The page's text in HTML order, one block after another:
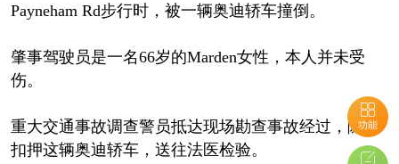
功能
Payneham Rd步行时，被一辆奥迪轿车撞倒。
肇事驾驶员是一名66岁的Marden女性，本人并未受
伤。
重大交通事故调查警员抵达现场勘查事故经过，随后
扣押这辆奥迪轿车，送往法医检验。